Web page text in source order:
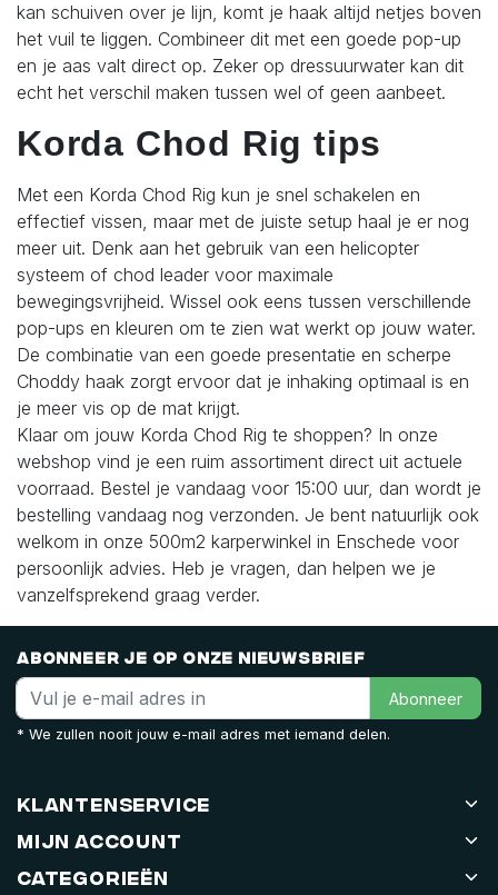
kan schuiven over je lijn, komt je haak altijd netjes boven
het vuil te liggen. Combineer dit met een goede pop-up
en je aas valt direct op. Zeker op dressuurwater kan dit
echt het verschil maken tussen wel of geen aanbeet.
Korda Chod Rig tips
Met een Korda Chod Rig kun je snel schakelen en
effectief vissen, maar met de juiste setup haal je er nog
meer uit. Denk aan het gebruik van een helicopter
systeem of chod leader voor maximale
bewegingsvrijheid. Wissel ook eens tussen verschillende
pop-ups en kleuren om te zien wat werkt op jouw water.
De combinatie van een goede presentatie en scherpe
Choddy haak zorgt ervoor dat je inhaking optimaal is en
je meer vis op de mat krijgt.
Klaar om jouw Korda Chod Rig te shoppen? In onze
webshop vind je een ruim assortiment direct uit actuele
voorraad. Bestel je vandaag voor 15:00 uur, dan wordt je
bestelling vandaag nog verzonden. Je bent natuurlijk ook
welkom in onze 500m2 karperwinkel in Enschede voor
persoonlijk advies. Heb je vragen, dan helpen we je
vanzelfsprekend graag verder.
Abonneer je op onze nieuwsbrief
Abonneer
* We zullen nooit jouw e-mail adres met iemand delen.
Klantenservice
Mijn account
Categorieën